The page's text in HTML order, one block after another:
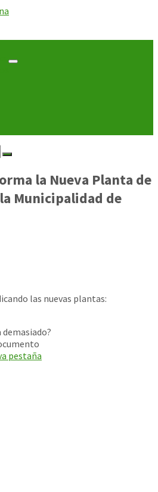
la Nueva Planta de
Municipalidad de
las nuevas plantas:
demasiado?
pestaña